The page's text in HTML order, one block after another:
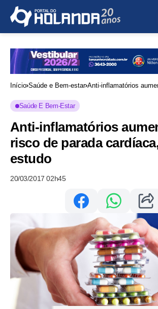
Início Saúde e Bem-estar Anti-inflamatórios
Saúde E Bem-Estar
Anti-inflamatórios
risco de parada
estudo
20/03/2017 02h45